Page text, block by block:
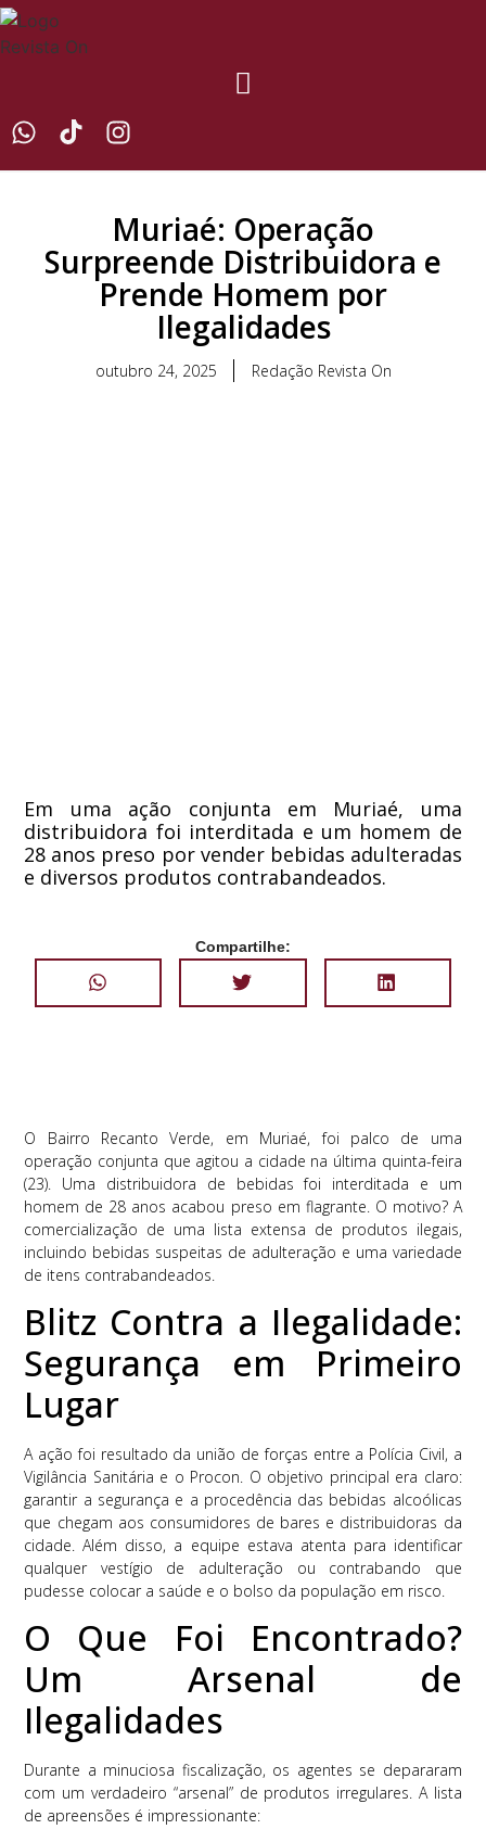
Muriaé: Operação
Surpreende Distribuidora e
Prende Homem por
Ilegalidades
outubro 24, 2025 Redação Revista On
Em uma ação conjunta em Muriaé, uma
distribuidora foi interditada e um homem de
28 anos preso por vender bebidas adulteradas
e diversos produtos contrabandeados.
Compartilhe:
O Bairro Recanto Verde, em Muriaé, foi palco de uma
operação conjunta que agitou a cidade na última quinta-feira
(23). Uma distribuidora de bebidas foi interditada e um
homem de 28 anos acabou preso em flagrante. O motivo? A
comercialização de uma lista extensa de produtos ilegais,
incluindo bebidas suspeitas de adulteração e uma variedade
de itens contrabandeados.
Blitz Contra a Ilegalidade:
Segurança em Primeiro
Lugar
A ação foi resultado da união de forças entre a Polícia Civil, a
Vigilância Sanitária e o Procon. O objetivo principal era claro:
garantir a segurança e a procedência das bebidas alcoólicas
que chegam aos consumidores de bares e distribuidoras da
cidade. Além disso, a equipe estava atenta para identificar
qualquer vestígio de adulteração ou contrabando que
pudesse colocar a saúde e o bolso da população em risco.
O Que Foi Encontrado?
Um Arsenal de
Ilegalidades
Durante a minuciosa fiscalização, os agentes se depararam
com um verdadeiro “arsenal” de produtos irregulares. A lista
de apreensões é impressionante: